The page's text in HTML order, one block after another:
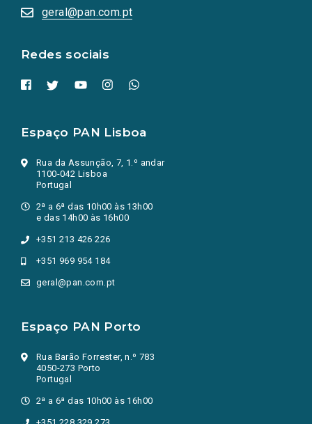
geral@pan.com.pt
Redes sociais
numa
nova
Espaço PAN Lisboa
Rua da Assunção, 7, 1.º andar
1100-042 Lisboa
Portugal
2ª a 6ª das 10h00 às 13h00
e das 14h00 às 16h00
+351 213 426 226
+351 969 954 184
geral@pan.com.pt
Espaço PAN Porto
Rua Barão Forrester, n.º 783
4050-273 Porto
Portugal
2ª a 6ª das 10h00 às 16h00